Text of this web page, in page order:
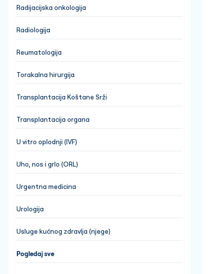
Radijacijska onkologija
Radiologija
Reumatologija
Torakalna hirurgija
Transplantacija Koštane Srži
Transplantacija organa
U vitro oplodnji (IVF)
Uho, nos i grlo (ORL)
Urgentna medicina
Urologija
Usluge kućnog zdravlja (njege)
Pogledaj sve